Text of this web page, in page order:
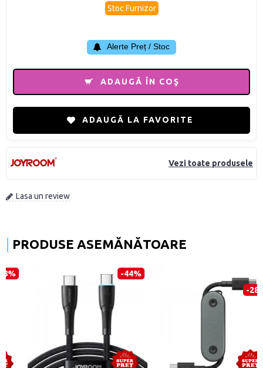
Vezi toate produsele
Lasa un review
Stoc Furnizor
Alerte Preț / Stoc
ADAUGĂ ÎN COŞ
ADAUGĂ LA FAVORITE
PRODUSE ASEMĂNĂTOARE
-44%
-28%